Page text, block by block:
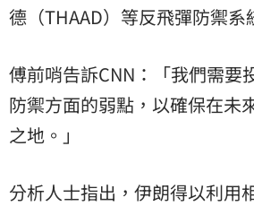
德（THAAD）等反飛彈防禦系
傅前哨告訴CNN：「我們需要
防禦方面的弱點，以確保在未
之地。」
分析人士指出，伊朗得以利用